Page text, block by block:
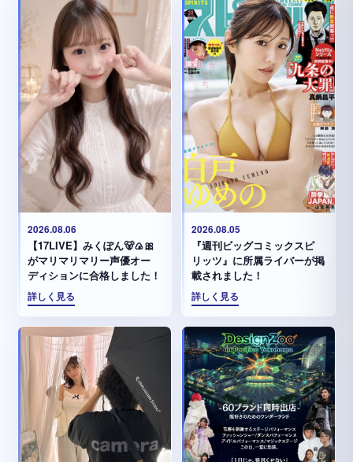
2026.08.06
【17LIVE】みくぽん🐻🍙🎀
がマリマリマリー声優オー
ディションに合格しました！
詳しく見る
2026.08.05
『週刊ビッグコミックスピ
リッツ』に所属ライバーが掲
載されました！
詳しく見る